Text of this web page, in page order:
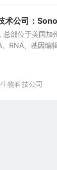
术公司：
部位于美国
RNA、基因编
物科技公司